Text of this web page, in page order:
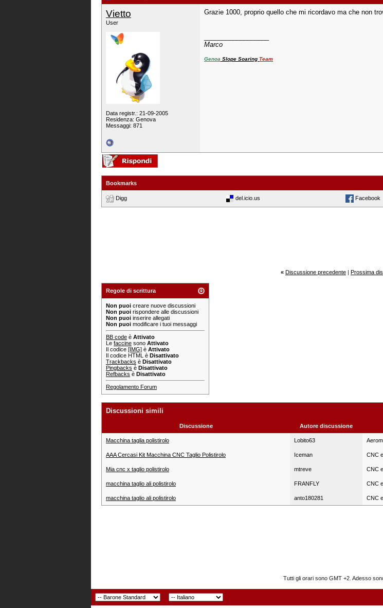
Vietto
User
Data registr.: 21-09-2005
Residenza: Genova
Messaggi: 871
Grazie 1000, proprio quello che mi ricordavo ma che non
Marco
Genoa Slope Soaring Team
Bookmarks
Digg del.icio.us Facebook
« Discussione precedente | Prossima
Regole di scrittura
Non puoi creare nuove discussioni
Non puoi rispondere alle discussioni
Non puoi inserire allegati
Non puoi modificare i tuoi messaggi
BB code è Attivato
Le faccine sono Attivato
Il codice [IMG] è Attivato
Il codice HTML è Disattivato
Trackbacks è Disattivato
Pingbacks è Disattivato
Refbacks è Disattivato
Regolamento Forum
Discussioni simili
Discussione Autore discussione
Macchina taglia polistirolo Lobito63
AAA Cercasi Kit Macchina CNC Taglio Polistirolo Iceman CNC
Mia cnc x taglio polistirolo mtreve CNC
macchina taglio ali polistirolo FRANFLY CNC
macchina taglio ali polistirolo anto180281 CNC
Tutti gli orari sono GMT +2. Adesso